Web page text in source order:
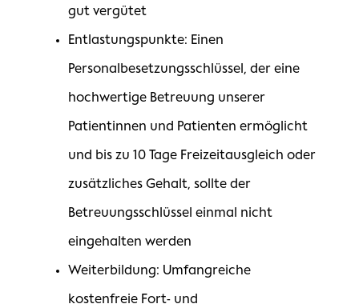
gut vergütet
Entlastungspunkte: Einen
Personalbesetzungsschlüssel, der eine
hochwertige Betreuung unserer
Patientinnen und Patienten ermöglicht
und bis zu 10 Tage Freizeitausgleich oder
zusätzliches Gehalt, sollte der
Betreuungsschlüssel einmal nicht
eingehalten werden
Weiterbildung: Umfangreiche
kostenfreie Fort- und